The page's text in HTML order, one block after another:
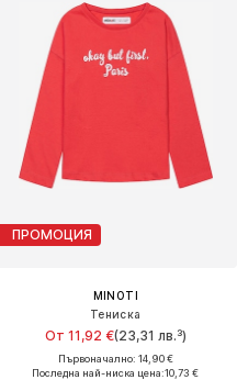
ПРОМОЦИЯ
MINOTI
Тениска
От 11,92 €(23,31 лв.³)
Първоначално: 14,90 €
Последна най-ниска цена:10,73 €